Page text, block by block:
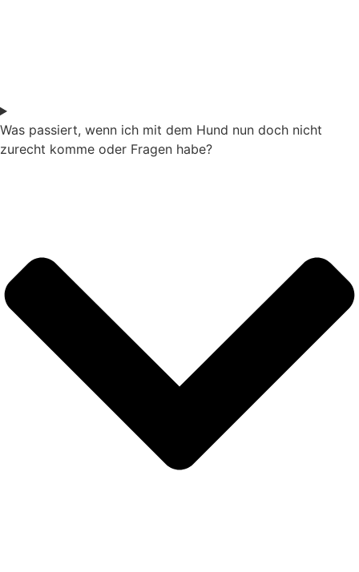
Was passiert, wenn ich mit dem Hund nun doch nicht
zurecht komme oder Fragen habe?